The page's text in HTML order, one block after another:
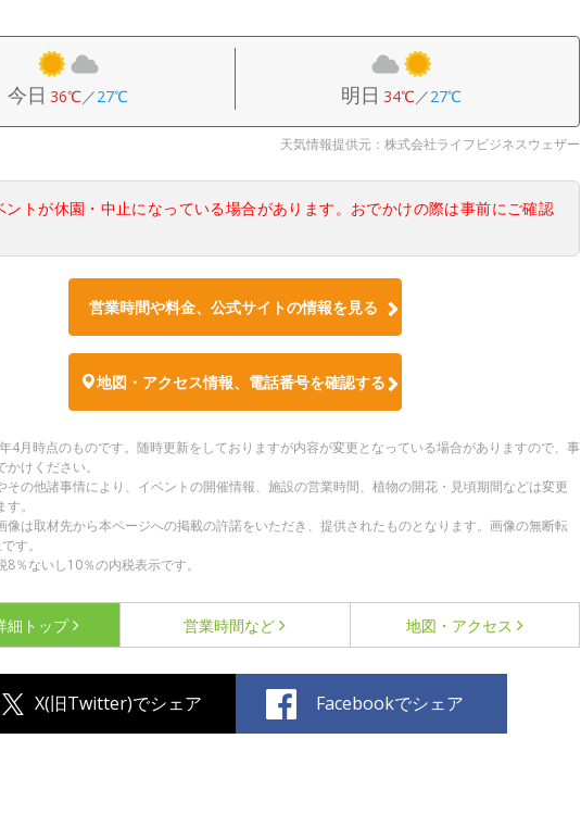
今日 36℃／27℃ 明日 34℃／27℃
天気情報提供元：株式会社ライフビジネスウェザー
トが休園・中止になっている場合があります。おでかけの際は事前にご確認
営業時間や料金、公式サイトの情報を見る
地図・アクセス情報、電話番号を確認する
4月時点のものです。随時更新をしておりますが内容が変更となっている場合がありますので、事
けください。
の他諸事情により、イベントの開催情報、施設の営業時間、植物の開花・見頃期間などは変更
。
は取材先から本ページへの掲載の許諾をいただき、提供されたものとなります。画像の無断転
す。
％ないし10％の内税表示です。
細 トップ 営業時間など 地図・アクセス
X(旧Twitter)でシェア Facebookでシェア